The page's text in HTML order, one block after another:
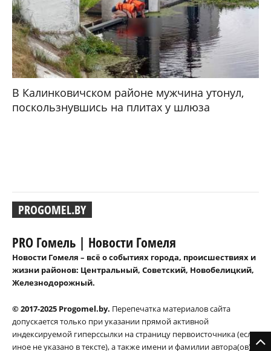
В Калинковичском районе мужчина утонул,
поскользнувшись на плитах у шлюза
PROGOMEL.BY
PRO Гомель | Новости Гомеля
Новости Гомеля – всё о событиях города, происшествиях и
жизни районов: Центральный, Советский, Новобелицкий,
Железнодорожный.
© 2017-2025 Progomel.by. Перепечатка материалов сайта
допускается только при указании прямой активной
индексируемой гиперссылки на страницу первоисточника (если
иное не указано в тексте), а также имени и фамилии автора(ов).